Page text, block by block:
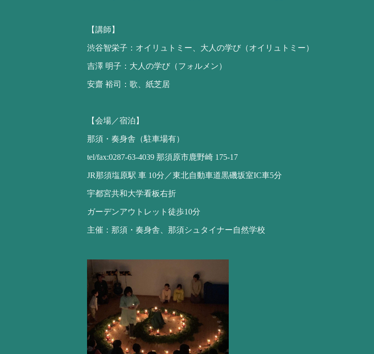
【講師】
渋谷智栄子：オイリュトミー、大人の学び（オイリュトミー）
吉澤 明子：大人の学び（フォルメン）
安齋 裕司：歌、紙芝居
【会場／宿泊】
那須・奏身舎（駐車場有）
tel/fax:0287-63-4039 那須原市鹿野崎 175-17
JR那須塩原駅 車 10分／東北自動車道黒磯坂室IC車5分
宇都宮共和大学看板右折
ガーデンアウトレット徒歩10分
主催：那須・奏身舎、那須シュタイナー自然学校